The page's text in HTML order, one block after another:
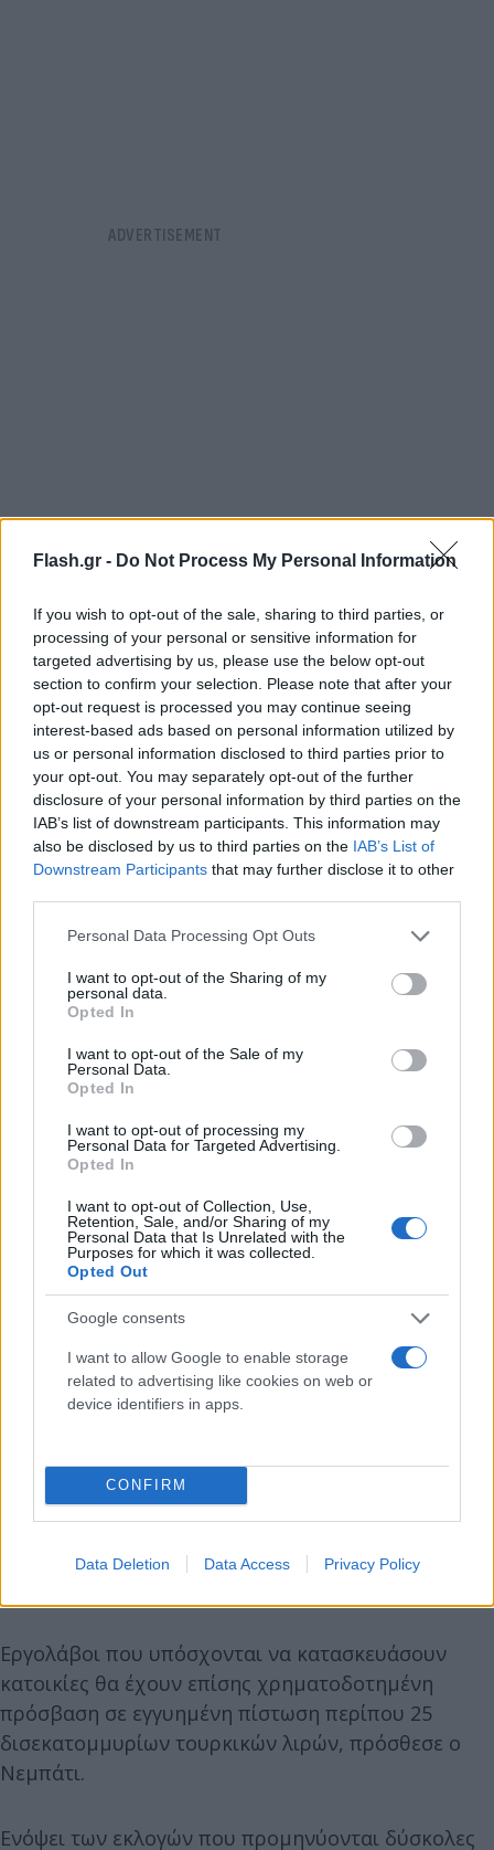
Flash.gr - Do Not Process My Personal Information
If you wish to opt-out of the sale, sharing to third parties, or
processing of your personal or sensitive information for
targeted advertising by us, please use the below opt-out
section to confirm your selection. Please note that after your
opt-out request is processed you may continue seeing
interest-based ads based on personal information utilized by
us or personal information disclosed to third parties prior to
your opt-out. You may separately opt-out of the further
disclosure of your personal information by third parties on the
IAB’s list of downstream participants. This information may
also be disclosed by us to third parties on the IAB’s List of
Downstream Participants that may further disclose it to other
Please note that this website/app uses one or more Google
not limited to your visit or usage behaviour. You may click to
grant or deny consent to Google and its third-party tags to
use your data for below specified purposes in below Google
consent section.
Personal Data Processing Opt Outs
I want to opt-out of the Sharing of my
personal data.
Opted In
I want to opt-out of the Sale of my
Personal Data.
Opted In
I want to opt-out of processing my
Personal Data for Targeted Advertising.
Opted In
I want to opt-out of Collection, Use,
Retention, Sale, and/or Sharing of my
Personal Data that Is Unrelated with the
Purposes for which it was collected.
Opted Out
Google consents
I want to allow Google to enable storage
related to advertising like cookies on web or
device identifiers in apps.
CONFIRM
Data Deletion Data Access Privacy Policy
"Ετοιμάσαμε 'το πρόγραμμα για το νέο μου σπίτι"
για πολίτες μεσαίου εισοδήματος με ευνοϊκά
επιτόκια, τριετή υπουργική χρηματοδοτική
υποστήριξη στις πληρωμές και ένα σχέδιο
πληρωμών με βάση το εισόδημα του νοικοκυριού",
είπε ο Νεμπάτι.
Τα δάνεια με ευνοϊκά επιτόκια για νέες κατοικίες
θα επεκταθούν πριν, στη διάρκεια και μετά την
Εργολάβοι που υπόσχονται να κατασκευάσουν
κατοικίες θα έχουν επίσης χρηματοδοτημένη
πρόσβαση σε εγγυημένη πίστωση περίπου 25
δισεκατομμυρίων τουρκικών λιρών, πρόσθεσε ο
Νεμπάτι.
Ενόψει των εκλογών που προμηνύονται δύσκολες